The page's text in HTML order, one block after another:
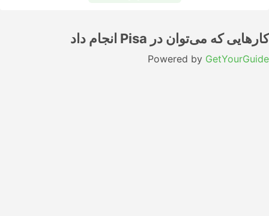
کارهایی که می‌توان در Pisa انجام داد
Powered by GetYourGuide